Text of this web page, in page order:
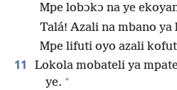
Mpe lobɔkɔ na ye
Talá! Azali na mbano ya
Mpe lifuti oyo azali
11
Lokola mobateli ya
ye. +